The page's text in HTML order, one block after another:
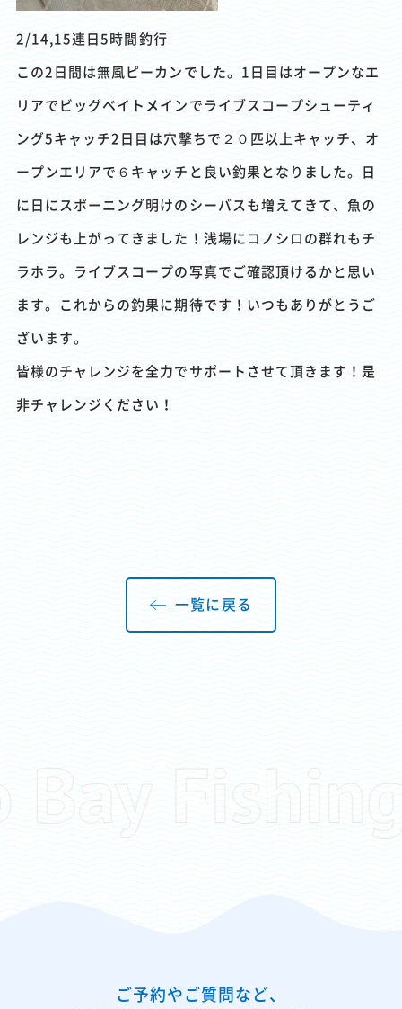
2/14,15連日5時間釣行
この2日間は無風ピーカンでした。1日目はオープンなエ
リアでビッグベイトメインでライブスコープシューティ
ング5キャッチ2日目は穴撃ちで２０匹以上キャッチ、オ
ープンエリアで６キャッチと良い釣果となりました。日
に日にスポーニング明けのシーバスも増えてきて、魚の
レンジも上がってきました！浅場にコノシロの群れもチ
ラホラ。ライブスコープの写真でご確認頂けるかと思い
ます。これからの釣果に期待です！いつもありがとうご
ざいます。
皆様のチャレンジを全力でサポートさせて頂きます！是
非チャレンジください！
一覧に戻る
ご予約やご質問など、